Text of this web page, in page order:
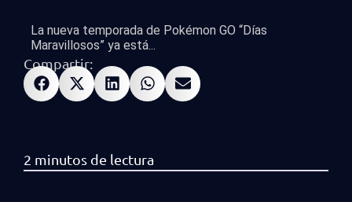
La nueva temporada de Pokémon GO “Días
Maravillosos” ya está...
Compartir: